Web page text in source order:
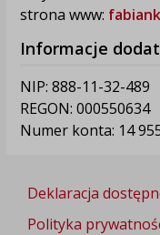
strona www:
Informacje
NIP: 888-11-32-489
REGON: 000550634
Numer konta: 14
Deklaracja
Polityka